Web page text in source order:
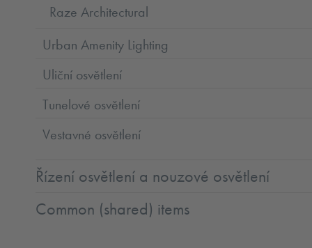
Raze Architectural
Urban Amenity Lighting
Uliční osvětlení
Tunelové osvětlení
Vestavné osvětlení
Řízení osvětlení a nouzové osvětlení
Common (shared) items